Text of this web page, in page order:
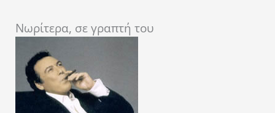
Νωρίτερα, σε γραπτή του